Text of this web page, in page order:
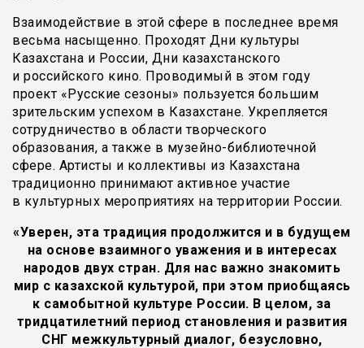
Взаимодействие в этой сфере в последнее время
весьма насыщенно. Проходят Дни культуры
Казахстана и России, Дни казахстанского
и российского кино. Проводимый в этом году
проект «Русские сезоны» пользуется большим
зрительским успехом в Казахстане. Укрепляется
сотрудничество в области творческого
образования, а также в музейно-библиотечной
сфере. Артисты и коллективы из Казахстана
традиционно принимают активное участие
в культурных мероприятиях на территории России.
«Уверен, эта традиция продолжится и в будущем
на основе взаимного уважения и в интересах
народов двух стран. Для нас важно знакомить
мир с казахской культурой, при этом приобщаясь
к самобытной культуре России. В целом, за
тридцатилетний период становления и развития
СНГ межкультурный диалог, безусловно,